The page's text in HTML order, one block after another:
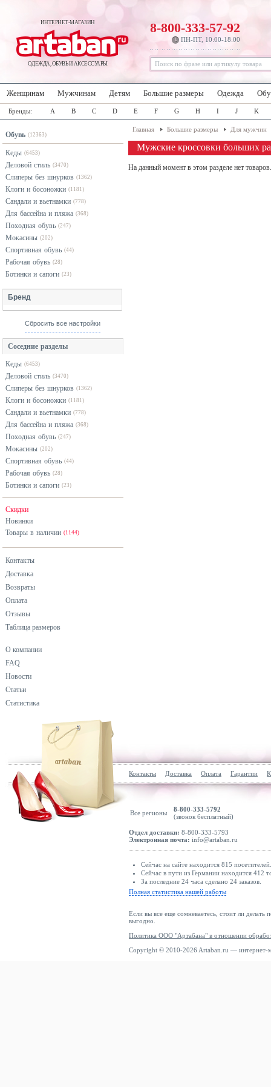
ИНТЕРНЕТ-МАГАЗИН
ОДЕЖДА, ОБУВЬ И АКСЕССУАРЫ
8-800-333-57-92
ПН-ПТ, 10:00-18:00
Женщинам Мужчинам Детям Большие размеры Одежда
Бренды: A B C D E F G H I J K
Обувь (12363)
Кеды (6453)
Деловой стиль (3470)
Слиперы без шнурков (1362)
Клоги и босоножки (1181)
Сандали и вьетнамки (778)
Для бассейна и пляжа (368)
Походная обувь (247)
Мокасины (202)
Спортивная обувь (44)
Рабочая обувь (28)
Ботинки и сапоги (23)
Бренд
Сбросить все настройки
Соседние разделы
Кеды (6453)
Деловой стиль (3470)
Слиперы без шнурков (1362)
Клоги и босоножки (1181)
Сандали и вьетнамки (778)
Для бассейна и пляжа (368)
Походная обувь (247)
Мокасины (202)
Спортивная обувь (44)
Рабочая обувь (28)
Ботинки и сапоги (23)
Скидки
Новинки
Товары в наличии (1144)
Контакты
Доставка
Возвраты
Оплата
Отзывы
Таблица размеров
О компании
FAQ
Новости
Статьи
Статистика
Главная Большие размеры Для мужчин
Мужские кроссовки больших
На данный момент в этом разделе нет
Контакты Доставка Оплата Гарантии
Все регионы
8-800-333-5792
(звонок бесплатный)
Отдел доставки: 8-800-333-5793
Электронная почта: info@artaban.ru
Сейчас на сайте находится 815 посетителей.
Сейчас в пути из Германии находится 412
За последние 24 часа сделано 24 заказов.
Полная статистика нашей работы
Если вы все еще сомневаетесь, стоит ли делать
выгодно.
Политика ООО "Артабана" в отношении
Copyright © 2010-2026 Artaban.ru — интернет-